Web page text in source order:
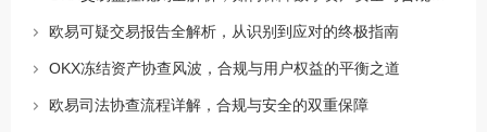
欧易可疑交易报告全解析，从识别到应对的终极指南
OKX冻结资产协查风波，合规与用户权益的平衡之道
欧易司法协查流程详解，合规与安全的双重保障